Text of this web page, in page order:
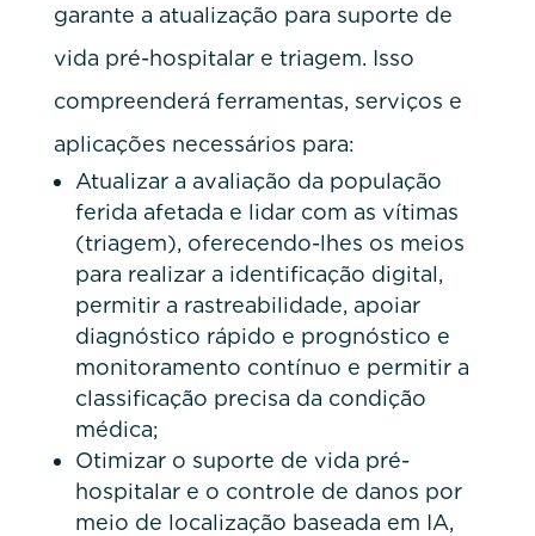
garante a atualização para suporte de
vida pré-hospitalar e triagem. Isso
compreenderá ferramentas, serviços e
aplicações necessários para:
Atualizar a avaliação da população
ferida afetada e lidar com as vítimas
(triagem), oferecendo-lhes os meios
para realizar a identificação digital,
permitir a rastreabilidade, apoiar
diagnóstico rápido e prognóstico e
monitoramento contínuo e permitir a
classificação precisa da condição
médica;
Otimizar o suporte de vida pré-
hospitalar e o controle de danos por
meio de localização baseada em IA,